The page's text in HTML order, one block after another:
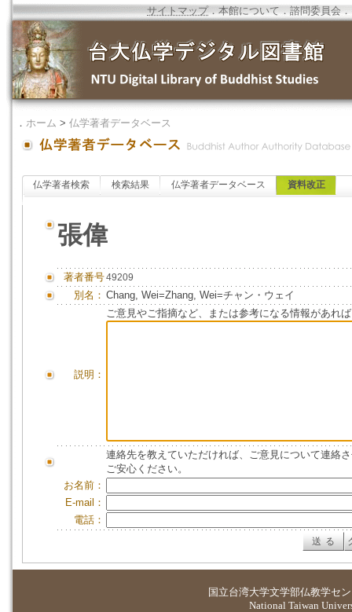
サイトマップ．本館について ．諮問委員会 ．
． ホーム > 仏学著者データベース
仏学著者検索 検索結果 仏学著者データベース 資料改正
張偉
著者番号49209
別名： Chang, Wei=Zhang, Wei=チャン・ウェイ
説明：
ご意見やご指摘など、または参考になる情報があれ
連絡先を教えていただければ、ご意見について連絡
ご安心ください。
お名前：
E-mail：
電話：
国立台湾大学文学部仏教学セ
National Taiwan